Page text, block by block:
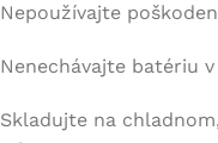
Nepoužívajte
Nenechávajte batériu
Skladujte na